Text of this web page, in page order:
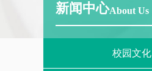
新闻中心About Us
校园文化